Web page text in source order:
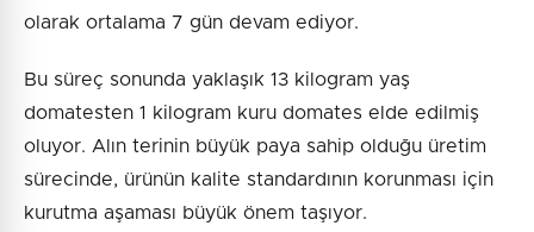
olarak ortalama 7 gün devam ediyor.
Bu süreç sonunda yaklaşık 13 kilogram yaş
domatesten 1 kilogram kuru domates elde edilmiş
oluyor. Alın terinin büyük paya sahip olduğu üretim
sürecinde, ürünün kalite standardının korunması için
kurutma aşaması büyük önem taşıyor.